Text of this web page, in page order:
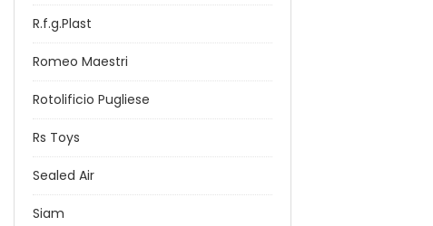
R.f.g.Plast
Romeo Maestri
Rotolificio Pugliese
Rs Toys
Sealed Air
Siam